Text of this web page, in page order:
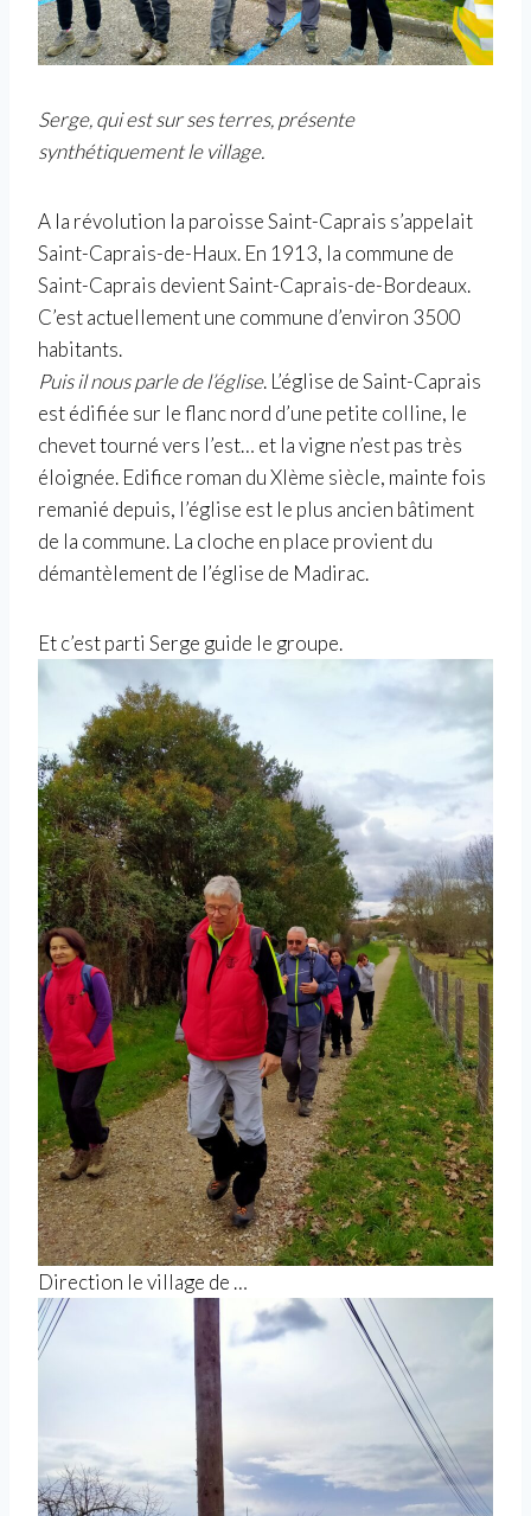
Serge, qui est sur ses terres, présente
synthétiquement le village.
A la révolution la paroisse Saint-Caprais s’appelait
Saint-Caprais-de-Haux. En 1913, la commune de
Saint-Caprais devient Saint-Caprais-de-Bordeaux.
C’est actuellement une commune d’environ 3500
habitants.
Puis il nous parle de l’église. L’église de Saint-Caprais
est édifiée sur le flanc nord d’une petite colline, le
chevet tourné vers l’est… et la vigne n’est pas très
éloignée. Edifice roman du XIème siècle, mainte fois
remanié depuis, l’église est le plus ancien bâtiment
de la commune. La cloche en place provient du
démantèlement de l’église de Madirac.
Et c’est parti Serge guide le groupe.
Direction le village de …